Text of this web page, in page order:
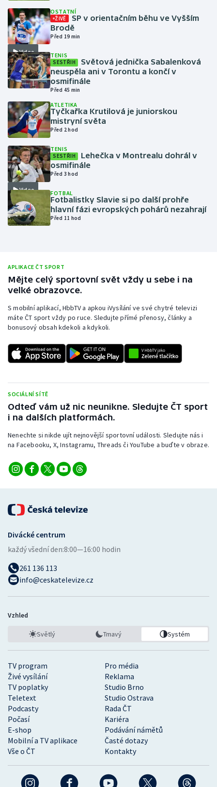
Judo
Krasobruslení
Lezení
Lyže a snowboard
Moderní pětiboj
Motorsport
Olympijské hry
Parasport
Plavání
Plážový volejbal
Rychlobruslení
Rychlostní kanoistika
Short track
Stolní tenis
Triatlon
Veslování
Ostatní
Video
OSTATNÍ
ŽIVĚ
SP v orientačním běhu ve Vyšším
Brodě
Před 19 min
TENIS
SESTŘIH
Světová jednička Sabalenková
neuspěla ani v Torontu a končí v
osmifinále
Před 45 min
ATLETIKA
Tyčkařka Krutilová je juniorskou
mistryní světa
Před 2 hod
Video
TENIS
SESTŘIH
Lehečka v Montrealu dohrál v
osmifinále
Před 3 hod
FOTBAL
Fotbalistky Slavie si po další prohře
hlavní fázi evropských pohárů nezahrají
Před 11 hod
APLIKACE ČT SPORT
Mějte celý sportovní svět vždy u sebe i na
velké obrazovce.
S mobilní aplikací, HbbTV a apkou iVysílání ve své chytré televizi
máte ČT sport vždy po ruce. Sledujte přímé přenosy, články a
bonusový obsah kdekoli a kdykoli.
SOCIÁLNÍ SÍTĚ
Odteď vám už nic neunikne. Sledujte ČT sport
i na dalších platformách.
Nenechte si nikde ujít nejnovější sportovní události. Sledujte nás i
na Facebooku, X, Instagramu, Threads či YouTube a buďte v obraze.
TV program
Pro média
Živé vysílání
Reklama
TV poplatky
Studio Brno
Teletext
Studio Ostrava
Podcasty
Rada ČT
Počasí
Kariéra
E-shop
Podávání námětů
Mobilní a TV aplikace
Časté dotazy
Vše o ČT
Kontakty
Divácké centrum
každý všední den:8:00—16:00 hodin
261 136 113
info@ceskatelevize.cz
Vzhled
Světlý Tmavý Systém